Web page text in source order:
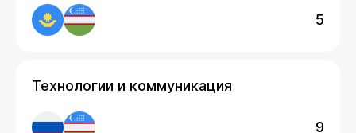
5
Технологии и коммуникация
9